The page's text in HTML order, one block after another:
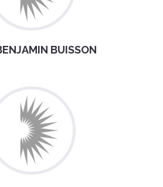
BUISSON